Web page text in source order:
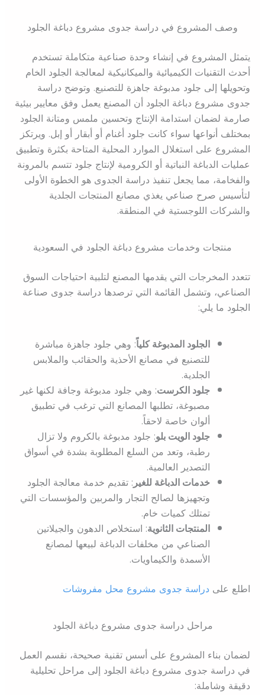
وصف المشروع في دراسة جدوى مشروع دباغة الجلود
يتمثل المشروع في إنشاء وحدة صناعية متكاملة تستخدم
أحدث التقنيات الكيميائية والميكانيكية لمعالجة الجلود الخام
وتحويلها إلى جلود مدبوغة جاهزة للتصنيع. وتوضح دراسة
جدوى مشروع دباغة الجلود أن المصنع يعمل وفق معايير بيئية
صارمة لضمان استدامة الإنتاج وتحسين ملمس ومتانة الجلود
بمختلف أنواعها سواء كانت جلود أغنام أو أبقار أو إبل. ويرتكز
المشروع على استغلال الموارد المحلية المتاحة بكثرة وتطبيق
عمليات الدباغة النباتية أو الكرومية لإنتاج جلود تتسم بالمرونة
والفخامة، مما يجعل تنفيذ دراسة الجدوى هو الخطوة الأولى
لتأسيس صرح صناعي يغذي مصانع المنتجات الجلدية
والشركات اللوجستية في المنطقة.
منتجات وخدمات مشروع دباغة الجلود في السعودية
تتعدد المخرجات التي يقدمها المصنع لتلبية احتياجات السوق
الصناعي، وتشمل القائمة التي ترصدها دراسة جدوى صناعة
الجلود ما يلي:
الجلود المدبوغة كلياً: وهي جلود جاهزة مباشرة
للتصنيع في مصانع الأحذية والحقائب والملابس
الجلدية.
جلود الكرست: وهي جلود مدبوغة وجافة لكنها غير
مصبوغة، تطلبها المصانع التي ترغب في تطبيق
ألوان خاصة لاحقاً.
جلود الويت بلو: جلود مدبوغة بالكروم ولا تزال
رطبة، وتعد من السلع المطلوبة بشدة في أسواق
التصدير العالمية.
خدمات الدباغة للغير: تقديم خدمة معالجة الجلود
وتجهيزها لصالح التجار والمربين والمؤسسات التي
تمتلك كميات خام.
المنتجات الثانوية: استخلاص الدهون والجيلاتين
الصناعي من مخلفات الدباغة لبيعها لمصانع
الأسمدة والكيماويات.
اطلع على دراسة جدوى مشروع محل مفروشات
مراحل دراسة جدوى مشروع دباغة الجلود
لضمان بناء المشروع على أسس تقنية صحيحة، نقسم العمل
في دراسة جدوى مشروع دباغة الجلود إلى مراحل تحليلية
دقيقة وشاملة: